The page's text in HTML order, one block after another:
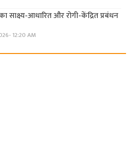
साक्ष्य-आधारित और रोगी-केंद्रित प्रबंधन
12:20 AM